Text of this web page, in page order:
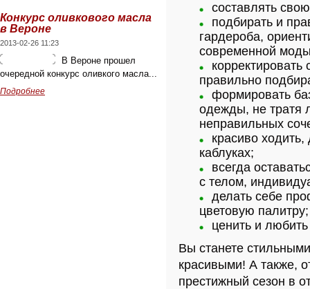
Конкурс оливкового масла
в Вероне
2013-02-26 11:23
В Вероне прошел
очередной конкурс оливкого масла...
Подробнее
составлять
подбирать и
гардероба,
современной
правильно
формировать
одежды, не тратя
неправильных
красиво ходить,
каблуках;
всегда
с телом,
делать себе
цветовую палитру;
ценить и
Вы станете
красивыми! А также,
престижный сезон в